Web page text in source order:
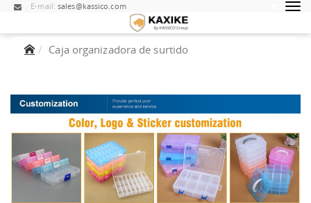
E-mail:sales@kassico.com
Caja organizadora de surtido